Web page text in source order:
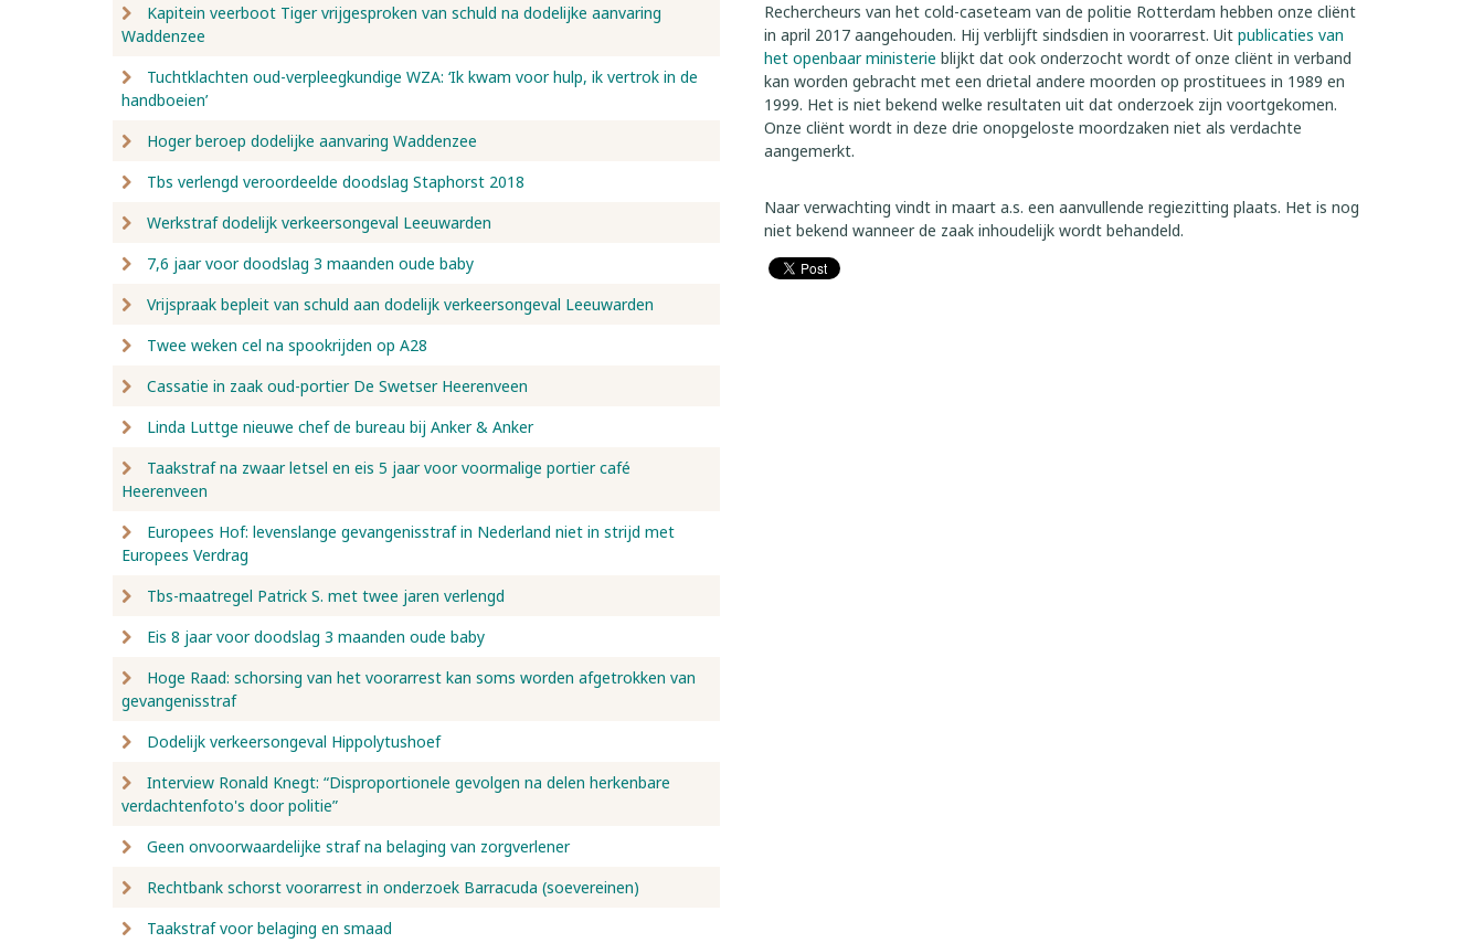
Kapitein veerboot Tiger vrijgesproken van schuld na dodelijke aanvaring
Waddenzee
Tuchtklachten oud-verpleegkundige WZA: ‘Ik kwam voor hulp, ik vertrok in de
handboeien’
Hoger beroep dodelijke aanvaring Waddenzee
Tbs verlengd veroordeelde doodslag Staphorst 2018
Werkstraf dodelijk verkeersongeval Leeuwarden
7,6 jaar voor doodslag 3 maanden oude baby
Vrijspraak bepleit van schuld aan dodelijk verkeersongeval Leeuwarden
Twee weken cel na spookrijden op A28
Cassatie in zaak oud-portier De Swetser Heerenveen
Linda Luttge nieuwe chef de bureau bij Anker & Anker
Taakstraf na zwaar letsel en eis 5 jaar voor voormalige portier café
Heerenveen
Europees Hof: levenslange gevangenisstraf in Nederland niet in strijd met
Europees Verdrag
Tbs-maatregel Patrick S. met twee jaren verlengd
Eis 8 jaar voor doodslag 3 maanden oude baby
Hoge Raad: schorsing van het voorarrest kan soms worden afgetrokken van
gevangenisstraf
Dodelijk verkeersongeval Hippolytushoef
Interview Ronald Knegt: “Disproportionele gevolgen na delen herkenbare
verdachtenfoto's door politie”
Geen onvoorwaardelijke straf na belaging van zorgverlener
Rechtbank schorst voorarrest in onderzoek Barracuda (soevereinen)
Taakstraf voor belaging en smaad
Rechercheurs van het cold-caseteam van de politie Rotterdam hebben onze cliënt
in april 2017 aangehouden. Hij verblijft sindsdien in voorarrest. Uit publicaties van
het openbaar ministerie blijkt dat ook onderzocht wordt of onze cliënt in verband
kan worden gebracht met een drietal andere moorden op prostituees in 1989 en
1999. Het is niet bekend welke resultaten uit dat onderzoek zijn voortgekomen.
Onze cliënt wordt in deze drie onopgeloste moordzaken niet als verdachte
aangemerkt.
Naar verwachting vindt in maart a.s. een aanvullende regiezitting plaats. Het is nog
niet bekend wanneer de zaak inhoudelijk wordt behandeld.